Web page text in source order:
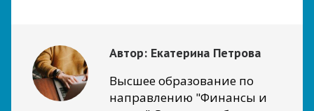
Автор: Екатерина Петрова
Высшее образование по
направлению "Финансы и